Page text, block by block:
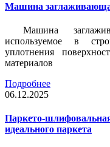
Машина
Машина
используемое в
уплотнения
материалов
Подробнее
06.12.2025
Паркето-
идеального паркета